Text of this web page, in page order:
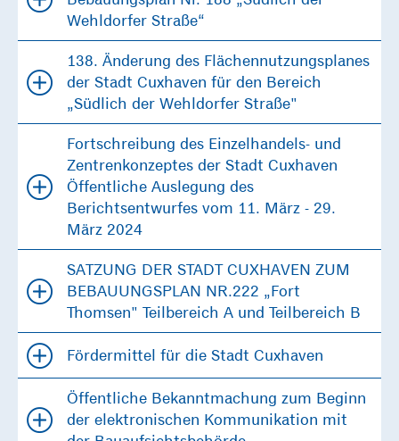
Wehldorfer Straße“
138. Änderung des Flächennutzungsplanes
der Stadt Cuxhaven für den Bereich
„Südlich der Wehldorfer Straße"
Fortschreibung des Einzelhandels- und
Zentrenkonzeptes der Stadt Cuxhaven
Öffentliche Auslegung des
Berichtsentwurfes vom 11. März - 29.
März 2024
SATZUNG DER STADT CUXHAVEN ZUM
BEBAUUNGSPLAN NR.222 „Fort
Thomsen" Teilbereich A und Teilbereich B
Fördermittel für die Stadt Cuxhaven
Öffentliche Bekanntmachung zum Beginn
der elektronischen Kommunikation mit